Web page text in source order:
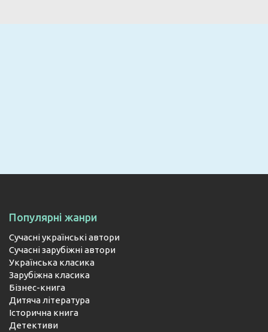
Популярні жанри
Сучасні українські автори
Сучасні зарубіжні автори
Українська класика
Зарубіжна класика
Бізнес-книга
Дитяча література
Історична книга
Детективи